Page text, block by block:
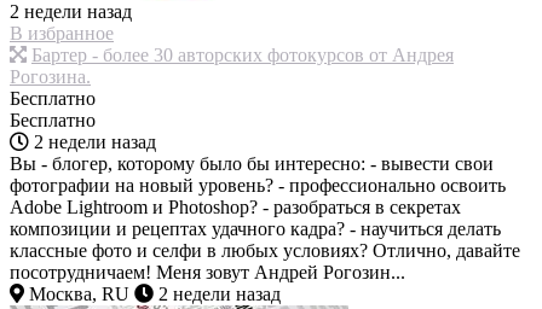
2 недели назад
В избранное
Бартер - более 30 авторских фотокурсов от Андрея
Рогозина.
Бесплатно
Бесплатно
2 недели назад
Вы - блогер, которому было бы интересно: - вывести свои
фотографии на новый уровень? - профессионально освоить
Adobe Lightroom и Photoshop? - разобраться в секретах
композиции и рецептах удачного кадра? - научиться делать
классные фото и селфи в любых условиях? Отлично, давайте
посотрудничаем! Меня зовут Андрей Рогозин...
Москва, RU
2 недели назад